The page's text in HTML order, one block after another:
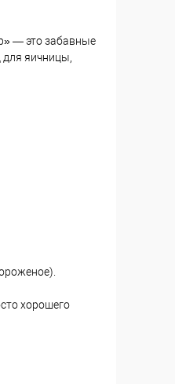
— это забавные
яичницы,
хорошего